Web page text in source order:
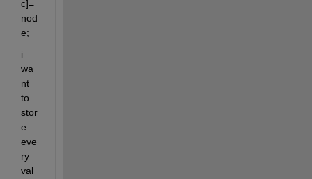
c]=
nod
e;
i
wa
nt
to
stor
e
eve
ry
val